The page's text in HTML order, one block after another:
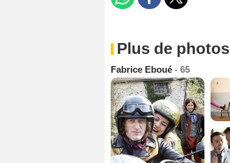
Plus de photos
Fabrice Eboué - 65